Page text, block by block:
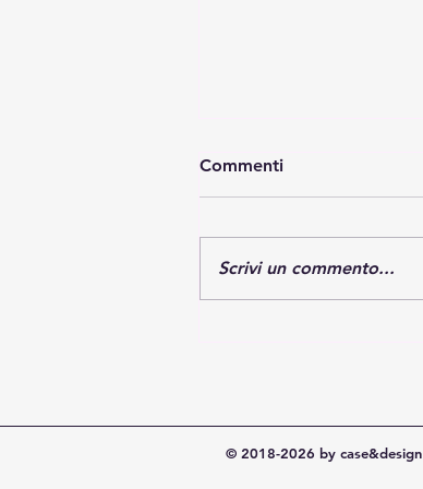
Commenti
Scrivi un commento...
© 2018-2026 by case&design